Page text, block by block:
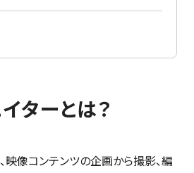
ターとは？
映像コンテンツの企画から撮影、編